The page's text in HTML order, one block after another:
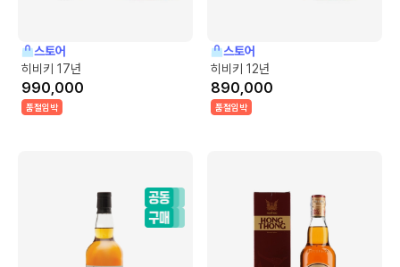
스토어
히비키 17년
990,000
품절임박
스토어
히비키 12년
890,000
품절임박